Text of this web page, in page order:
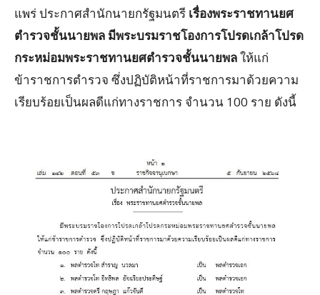
แพร่ ประกาศสำนักนายกรัฐมนตรี เรื่องพระราชทานยศ
ตำรวจชั้นนายพล มีพระบรมราชโองการโปรดเกล้าโปรด
กระหม่อมพระราชทานยศตำรวจชั้นนายพลให้แก่
ข้าราชการตำรวจ ซึ่งปฏิบัติหน้าที่ราชการมาด้วยความ
เรียบร้อยเป็นผลดีแก่ทางราชการ จำนวน 100 ราย ดังนี้